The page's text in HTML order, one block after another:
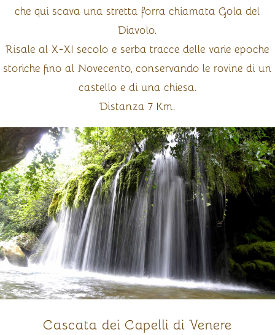
che qui scava una stretta forra chiamata Gola del
Diavolo.
Risale al X-XI secolo e serba tracce delle varie epoche
storiche fino al Novecento, conservando le rovine di un
castello e di una chiesa.
Distanza 7 Km.
Cascata dei Capelli di Venere